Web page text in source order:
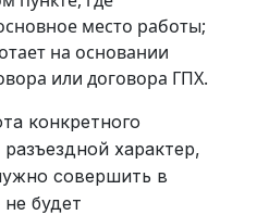
место работы;
на основании
или договора ГПХ.
конкретного
характер,
совершить в
будет